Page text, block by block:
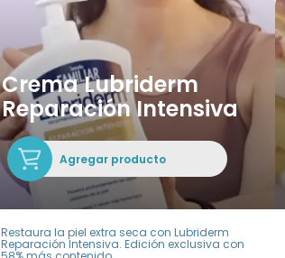
Crema Lubriderm
Reparación Intensiva
Agregar producto
Restaura la piel extra seca con Lubriderm
Reparación Intensiva. Edición exclusiva con